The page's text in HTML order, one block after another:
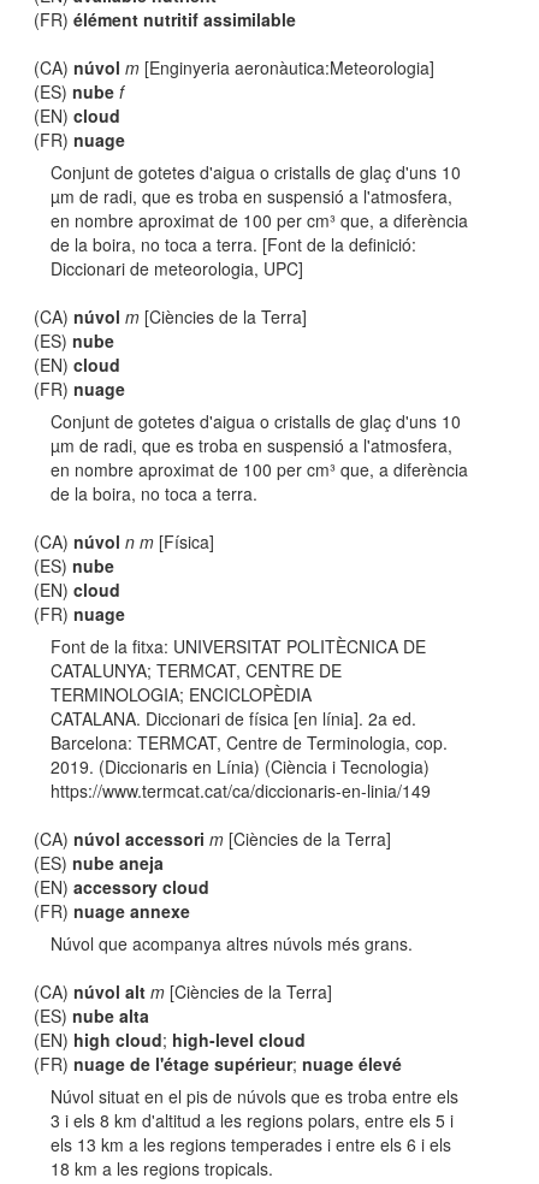
(FR)élément nutritif assimilable
(CA)núvol m [Enginyeria aeronàutica:Meteorologia]
(ES)nube f
(EN)cloud
(FR)nuage
Conjunt de gotetes d'aigua o cristalls de glaç d'uns 10
µm de radi, que es troba en suspensió a l'atmosfera,
en nombre aproximat de 100 per cm³ que, a diferència
de la boira, no toca a terra. [Font de la definició:
Diccionari de meteorologia, UPC]
(CA)núvol m [Ciències de la Terra]
(ES)nube
(EN)cloud
(FR)nuage
Conjunt de gotetes d'aigua o cristalls de glaç d'uns 10
µm de radi, que es troba en suspensió a l'atmosfera,
en nombre aproximat de 100 per cm³ que, a diferència
de la boira, no toca a terra.
(CA)núvol n m [Física]
(ES)nube
(EN)cloud
(FR)nuage
Font de la fitxa: UNIVERSITAT POLITÈCNICA DE
CATALUNYA; TERMCAT, CENTRE DE
TERMINOLOGIA; ENCICLOPÈDIA
CATALANA. Diccionari de física [en línia]. 2a ed.
Barcelona: TERMCAT, Centre de Terminologia, cop.
2019. (Diccionaris en Línia) (Ciència i Tecnologia)
https://www.termcat.cat/ca/diccionaris-en-linia/149
(CA)núvol accessori m [Ciències de la Terra]
(ES)nube aneja
(EN)accessory cloud
(FR)nuage annexe
Núvol que acompanya altres núvols més grans.
(CA)núvol alt m [Ciències de la Terra]
(ES)nube alta
(EN) high cloud; high-level cloud
(FR)nuage de l'étage supérieur;nuage élevé
Núvol situat en el pis de núvols que es troba entre els
3 i els 8 km d'altitud a les regions polars, entre els 5 i
els 13 km a les regions temperades i entre els 6 i els
18 km a les regions tropicals.